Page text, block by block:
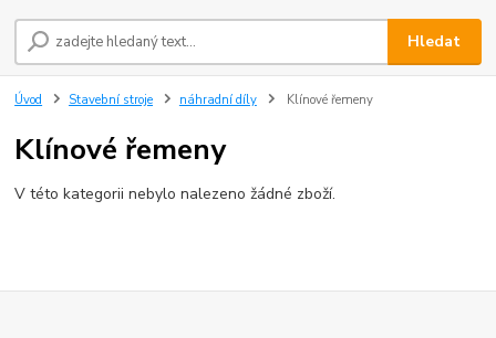
Hledat
Úvod Stavební stroje náhradní díly Klínové řemeny
Klínové řemeny
V této kategorii nebylo nalezeno žádné zboží.